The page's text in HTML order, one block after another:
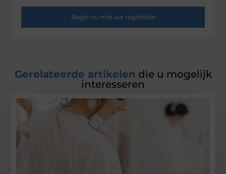
Begin nu met uw registratie
Gerelateerde artikelen die u mogelijk
interesseren